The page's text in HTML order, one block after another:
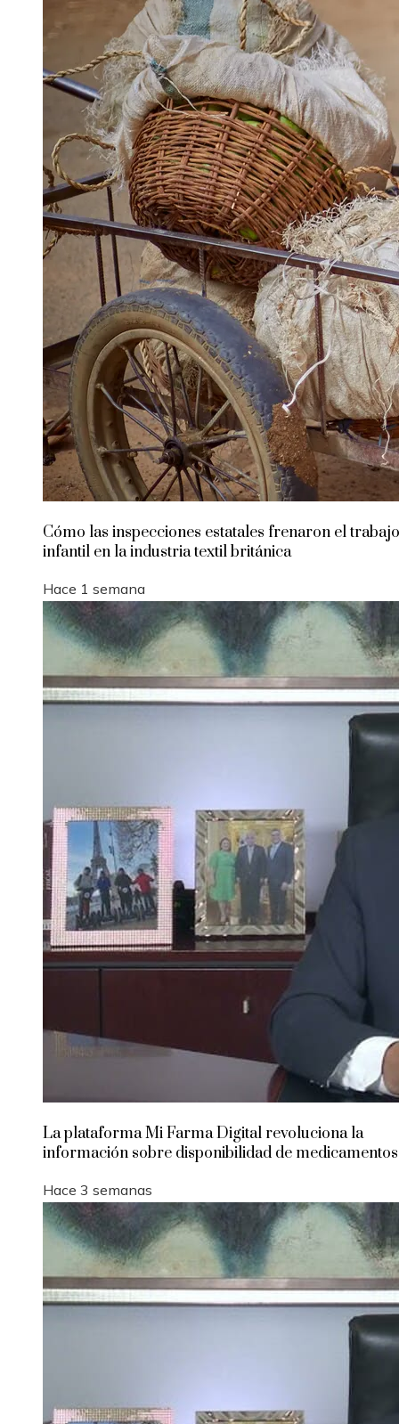
Cómo las inspecciones estatales frenaron el trabajo
infantil en la industria textil británica
Hace 1 semana
La plataforma Mi Farma Digital revoluciona la
información sobre disponibilidad de medicamentos
Hace 3 semanas